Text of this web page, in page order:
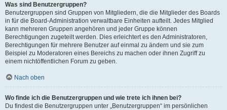
Was sind Benutzergruppen?
Benutzergruppen sind Gruppen von Mitgliedern, die die Mitglieder des Boards
in für die Board-Administration verwaltbare Einheiten aufteilt. Jedes Mitglied
kann mehreren Gruppen angehören und jeder Gruppe können
Berechtigungen zugeteilt werden. Dies erleichtert es den Administratoren,
Berechtigungen für mehrere Benutzer auf einmal zu ändern und sie zum
Beispiel zu Moderatoren eines Bereichs zu machen oder ihnen Zugriff zu
einem nichtöffentlichen Forum zu geben.
Nach oben
Wo finde ich die Benutzergruppen und wie trete ich ihnen bei?
Du findest die Benutzergruppen unter „Benutzergruppen“ im persönlichen